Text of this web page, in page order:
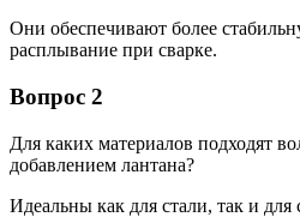
Они обеспечивают более
расплывание при сварке.
Вопрос 2
Для каких материалов подходят
добавлением лантана?
Идеальны как для стали, так и